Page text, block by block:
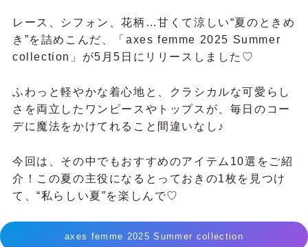
レース、シフォン、花柄…甘くて涼しい“夏のときめ
き”を詰めこんだ、「axes femme 2025 Summer
collection」が5月5日にリリースしました♡
ふわっと軽やかな着心地と、クラシカルな可愛らし
さを両立したワンピースやトップスが、毎日のコー
デに魔法をかけてれること間違いなし♪
今回は、その中でもおすすめのアイテム10選をご紹
介！この夏の主役になるとっておきの1枚を見つけ
て、“私らしい夏”を楽しんで♡
axes femme 2025 Summer collection